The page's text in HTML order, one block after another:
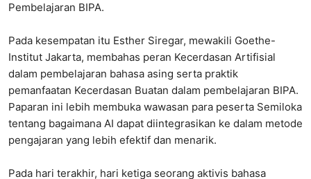
Pembelajaran BIPA.
Pada kesempatan itu Esther Siregar, mewakili Goethe-
Institut Jakarta, membahas peran Kecerdasan Artifisial
dalam pembelajaran bahasa asing serta praktik
pemanfaatan Kecerdasan Buatan dalam pembelajaran BIPA.
Paparan ini lebih membuka wawasan para peserta Semiloka
tentang bagaimana AI dapat diintegrasikan ke dalam metode
pengajaran yang lebih efektif dan menarik.
Pada hari terakhir, hari ketiga seorang aktivis bahasa